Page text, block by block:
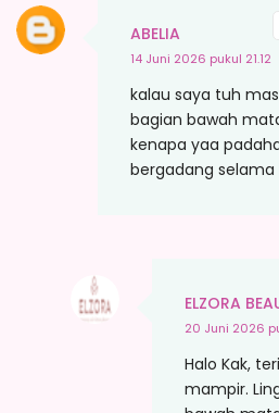
ABELIA
14 Juni 2026 pukul 21.12
kalau saya tuh
bagian bawah
kenapa yaa
bergadang
ELZORA
20 Juni 2026
Halo Kak,
mampir.